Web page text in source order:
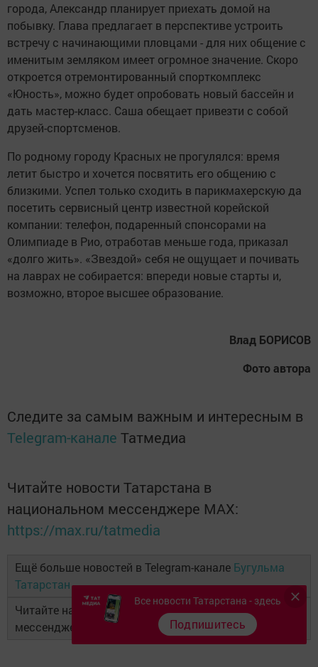
города, Александр планирует приехать домой на
побывку. Глава предлагает в перспективе устроить
встречу с начинающими пловцами - для них общение с
именитым земляком имеет огромное значение. Скоро
откроется отремонтированный спорткомплекс
«Юность», можно будет опробовать новый бассейн и
дать мастер-класс. Саша обещает привезти с собой
друзей-спортсменов.
По родному городу Красных не прогулялся: время
летит быстро и хочется посвятить его общению с
близкими. Успел только сходить в парикмахерскую да
посетить сервисный центр известной корейской
компании: телефон, подаренный спонсорами на
Олимпиаде в Рио, отработав меньше года, приказал
«долго жить». «Звездой» себя не ощущает и почивать
на лаврах не собирается: впереди новые старты и,
возможно, второе высшее образование.
Влад БОРИСОВ
Фото автора
Следите за самым важным и интересным в
Telegram-канале Татмедиа
Читайте новости Татарстана в
национальном мессенджере MАХ:
https://max.ru/tatmedia
Ещё больше новостей в Telegram-канале Бугульма
Татарстан
Читайте наши новости в национальном
мессенджере
MAXи в «Дзен»
Все новости Татарстана - здесь
Подпишитесь